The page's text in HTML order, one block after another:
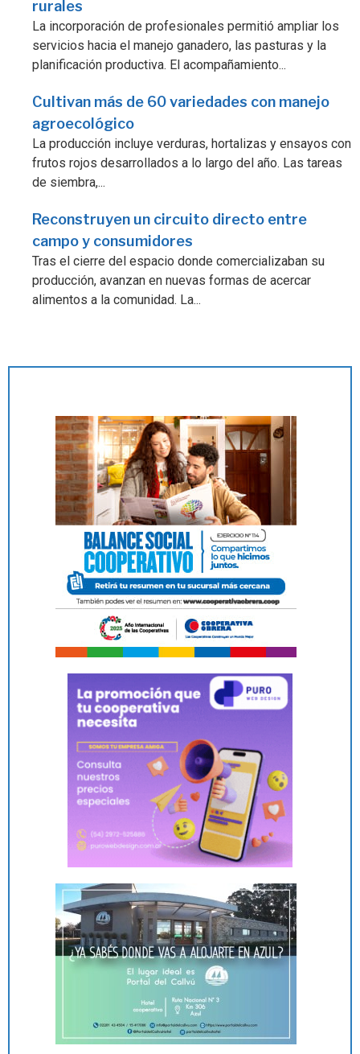
rurales
La incorporación de profesionales permitió ampliar los
servicios hacia el manejo ganadero, las pasturas y la
planificación productiva. El acompañamiento...
Cultivan más de 60 variedades con manejo
agroecológico
La producción incluye verduras, hortalizas y ensayos con
frutos rojos desarrollados a lo largo del año. Las tareas
de siembra,...
Reconstruyen un circuito directo entre
campo y consumidores
Tras el cierre del espacio donde comercializaban su
producción, avanzan en nuevas formas de acercar
alimentos a la comunidad. La...